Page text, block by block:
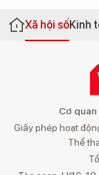
Xã hội sốKinh
Cơ
Giấy phép hoạt
Thể